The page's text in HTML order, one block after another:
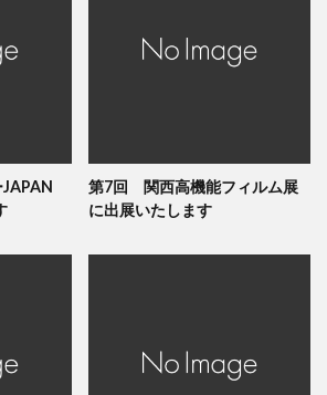
第7回 関西高機能フィルム展
に出展いたします